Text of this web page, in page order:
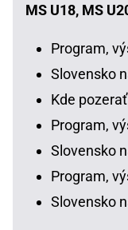
MS U18, MS
Program,
Slovensko
Kde
Program,
Slovensko
Program,
Slovensko